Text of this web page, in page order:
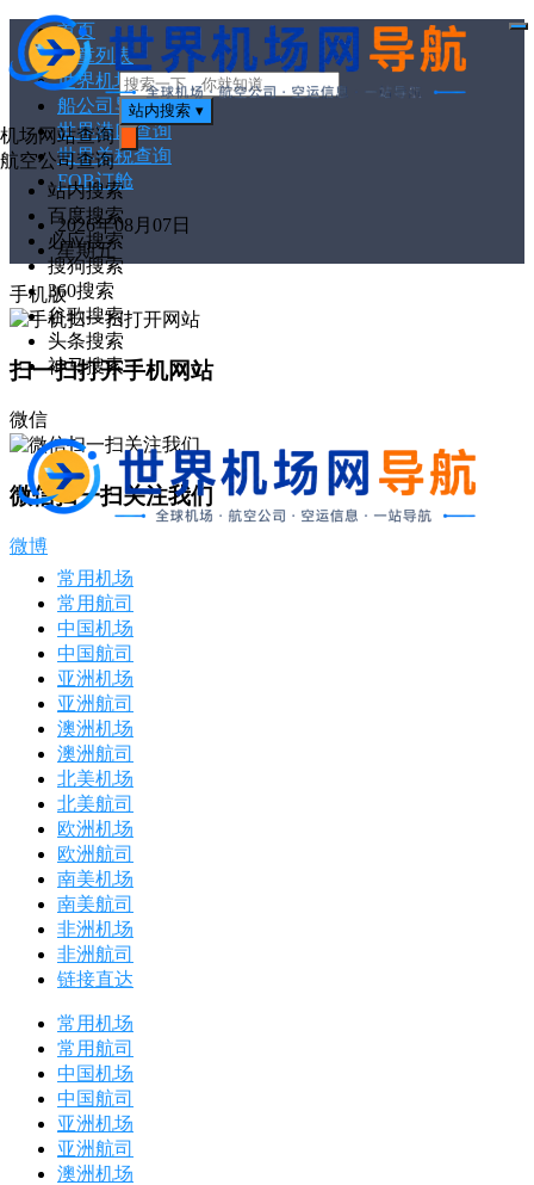
首页
文章列表
世界机场代码
船公司导航
世界港口查询
世界关税查询
FOB订舱
2026年08月07日
星期五
机场网站查询
航空公司查询
站内搜索 ▾
站内搜索
百度搜索
必应搜索
搜狗搜索
360搜索
谷歌搜索
头条搜索
神马搜索
搜
索
手机版
扫一扫打开手机网站
微信
微信扫一扫关注我们
微博
打
常用机场
常用航司
中国机场
中国航司
亚洲机场
亚洲航司
澳洲机场
澳洲航司
北美机场
北美航司
欧洲机场
欧洲航司
南美机场
南美航司
非洲机场
非洲航司
链接直达
常用机场
常用航司
中国机场
中国航司
亚洲机场
亚洲航司
澳洲机场